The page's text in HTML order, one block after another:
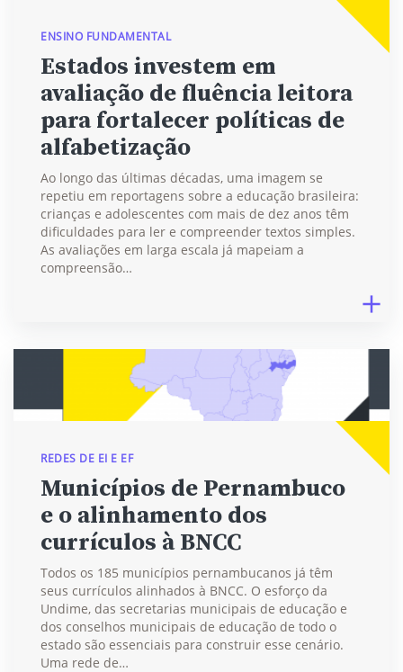
ENSINO FUNDAMENTAL
Estados investem em
avaliação de fluência leitora
para fortalecer políticas de
alfabetização
Ao longo das últimas décadas, uma imagem se
repetiu em reportagens sobre a educação brasileira:
crianças e adolescentes com mais de dez anos têm
dificuldades para ler e compreender textos simples.
As avaliações em larga escala já mapeiam a
compreensão…
REDES DE EI E EF
Municípios de Pernambuco
e o alinhamento dos
currículos à BNCC
Todos os 185 municípios pernambucanos já têm
seus currículos alinhados à BNCC. O esforço da
Undime, das secretarias municipais de educação e
dos conselhos municipais de educação de todo o
estado são essenciais para construir esse cenário.
Uma rede de…